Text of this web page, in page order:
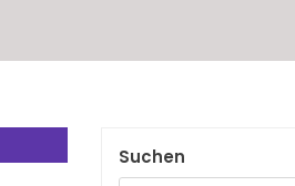
Suchen